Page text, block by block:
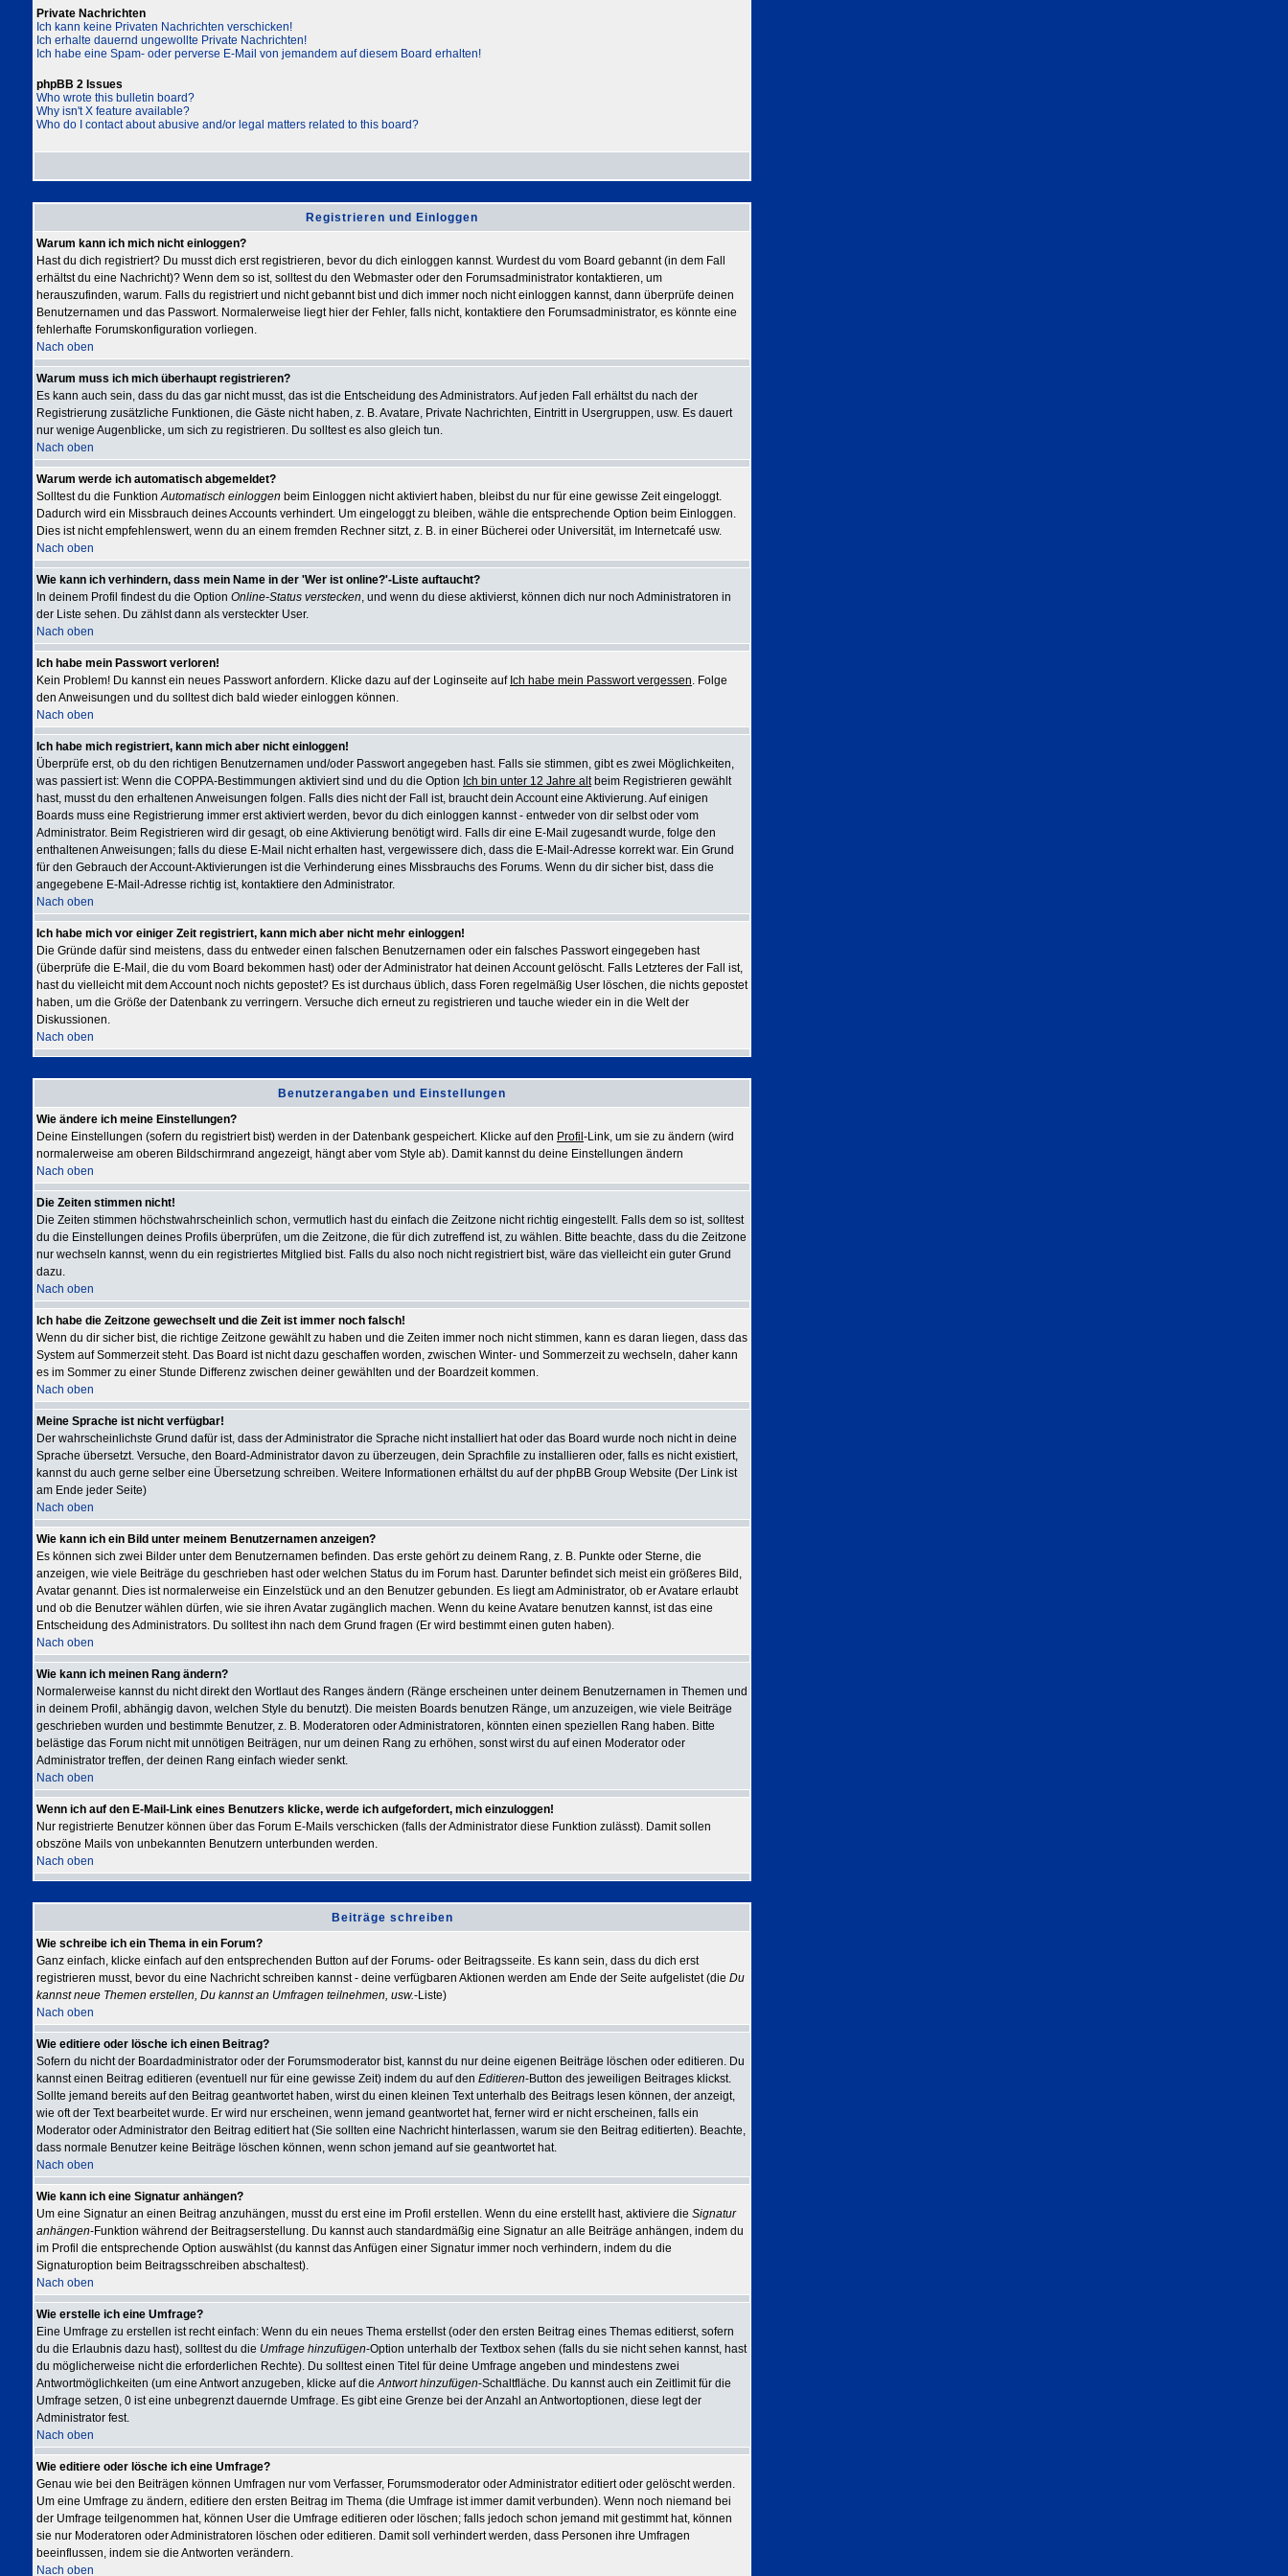
Private Nachrichten
Ich kann keine Privaten Nachrichten verschicken!
Ich erhalte dauernd ungewollte Private Nachrichten!
Ich habe eine Spam- oder perverse E-Mail von jemandem auf diesem Board erhalten!
phpBB 2 Issues
Who wrote this bulletin board?
Why isn't X feature available?
Who do I contact about abusive and/or legal matters related to this board?
Registrieren und Einloggen
Warum kann ich mich nicht einloggen?
Hast du dich registriert? Du musst dich erst registrieren, bevor du dich einloggen kannst. Wurdest du vom Board gebannt (in dem Fall
erhältst du eine Nachricht)? Wenn dem so ist, solltest du den Webmaster oder den Forumsadministrator kontaktieren, um
herauszufinden, warum. Falls du registriert und nicht gebannt bist und dich immer noch nicht einloggen kannst, dann überprüfe deinen
Benutzernamen und das Passwort. Normalerweise liegt hier der Fehler, falls nicht, kontaktiere den Forumsadministrator, es könnte eine
fehlerhafte Forumskonfiguration vorliegen.
Nach oben
Warum muss ich mich überhaupt registrieren?
Es kann auch sein, dass du das gar nicht musst, das ist die Entscheidung des Administrators. Auf jeden Fall erhältst du nach der
Registrierung zusätzliche Funktionen, die Gäste nicht haben, z. B. Avatare, Private Nachrichten, Eintritt in Usergruppen, usw. Es dauert
nur wenige Augenblicke, um sich zu registrieren. Du solltest es also gleich tun.
Nach oben
Warum werde ich automatisch abgemeldet?
Solltest du die FunktionAutomatisch einloggen beim Einloggen nicht aktiviert haben, bleibst du nur für eine gewisse Zeit eingeloggt.
Dadurch wird ein Missbrauch deines Accounts verhindert. Um eingeloggt zu bleiben, wähle die entsprechende Option beim Einloggen.
Dies ist nicht empfehlenswert, wenn du an einem fremden Rechner sitzt, z. B. in einer Bücherei oder Universität, im Internetcafé usw.
Nach oben
Wie kann ich verhindern, dass mein Name in der 'Wer ist online?'-Liste auftaucht?
In deinem Profil findest du die Option Online-Status verstecken, und wenn du diese aktivierst, können dich nur noch Administratoren in
der Liste sehen. Du zählst dann als versteckter User.
Nach oben
Ich habe mein Passwort verloren!
Kein Problem! Du kannst ein neues Passwort anfordern. Klicke dazu auf der Loginseite auf Ich habe mein Passwort vergessen. Folge
den Anweisungen und du solltest dich bald wieder einloggen können.
Nach oben
Ich habe mich registriert, kann mich aber nicht einloggen!
Überprüfe erst, ob du den richtigen Benutzernamen und/oder Passwort angegeben hast. Falls sie stimmen, gibt es zwei Möglichkeiten,
was passiert ist: Wenn die COPPA-Bestimmungen aktiviert sind und du die Option Ich bin unter 12 Jahre altbeim Registrieren gewählt
hast, musst du den erhaltenen Anweisungen folgen. Falls dies nicht der Fall ist, braucht dein Account eine Aktivierung. Auf einigen
Boards muss eine Registrierung immer erst aktiviert werden, bevor du dich einloggen kannst - entweder von dir selbst oder vom
Administrator. Beim Registrieren wird dir gesagt, ob eine Aktivierung benötigt wird. Falls dir eine E-Mail zugesandt wurde, folge den
enthaltenen Anweisungen; falls du diese E-Mail nicht erhalten hast, vergewissere dich, dass die E-Mail-Adresse korrekt war. Ein Grund
für den Gebrauch der Account-Aktivierungen ist die Verhinderung eines Missbrauchs des Forums. Wenn du dir sicher bist, dass die
angegebene E-Mail-Adresse richtig ist, kontaktiere den Administrator.
Nach oben
Ich habe mich vor einiger Zeit registriert, kann mich aber nicht mehr einloggen!
Die Gründe dafür sind meistens, dass du entweder einen falschen Benutzernamen oder ein falsches Passwort eingegeben hast
(überprüfe die E-Mail, die du vom Board bekommen hast) oder der Administrator hat deinen Account gelöscht. Falls Letzteres der Fall ist,
hast du vielleicht mit dem Account noch nichts gepostet? Es ist durchaus üblich, dass Foren regelmäßig User löschen, die nichts gepostet
haben, um die Größe der Datenbank zu verringern. Versuche dich erneut zu registrieren und tauche wieder ein in die Welt der
Diskussionen.
Nach oben
Benutzerangaben und Einstellungen
Wie ändere ich meine Einstellungen?
Deine Einstellungen (sofern du registriert bist) werden in der Datenbank gespeichert. Klicke auf den Profil -Link, um sie zu ändern (wird
normalerweise am oberen Bildschirmrand angezeigt, hängt aber vom Style ab). Damit kannst du deine Einstellungen ändern
Nach oben
Die Zeiten stimmen nicht!
Die Zeiten stimmen höchstwahrscheinlich schon, vermutlich hast du einfach die Zeitzone nicht richtig eingestellt. Falls dem so ist, solltest
du die Einstellungen deines Profils überprüfen, um die Zeitzone, die für dich zutreffend ist, zu wählen. Bitte beachte, dass du die Zeitzone
nur wechseln kannst, wenn du ein registriertes Mitglied bist. Falls du also noch nicht registriert bist, wäre das vielleicht ein guter Grund
dazu.
Nach oben
Ich habe die Zeitzone gewechselt und die Zeit ist immer noch falsch!
Wenn du dir sicher bist, die richtige Zeitzone gewählt zu haben und die Zeiten immer noch nicht stimmen, kann es daran liegen, dass das
System auf Sommerzeit steht. Das Board ist nicht dazu geschaffen worden, zwischen Winter- und Sommerzeit zu wechseln, daher kann
es im Sommer zu einer Stunde Differenz zwischen deiner gewählten und der Boardzeit kommen.
Nach oben
Meine Sprache ist nicht verfügbar!
Der wahrscheinlichste Grund dafür ist, dass der Administrator die Sprache nicht installiert hat oder das Board wurde noch nicht in deine
Sprache übersetzt. Versuche, den Board-Administrator davon zu überzeugen, dein Sprachfile zu installieren oder, falls es nicht existiert,
kannst du auch gerne selber eine Übersetzung schreiben. Weitere Informationen erhältst du auf der phpBB Group Website (Der Link ist
am Ende jeder Seite)
Nach oben
Wie kann ich ein Bild unter meinem Benutzernamen anzeigen?
Es können sich zwei Bilder unter dem Benutzernamen befinden. Das erste gehört zu deinem Rang, z. B. Punkte oder Sterne, die
anzeigen, wie viele Beiträge du geschrieben hast oder welchen Status du im Forum hast. Darunter befindet sich meist ein größeres Bild,
Avatar genannt. Dies ist normalerweise ein Einzelstück und an den Benutzer gebunden. Es liegt am Administrator, ob er Avatare erlaubt
und ob die Benutzer wählen dürfen, wie sie ihren Avatar zugänglich machen. Wenn du keine Avatare benutzen kannst, ist das eine
Entscheidung des Administrators. Du solltest ihn nach dem Grund fragen (Er wird bestimmt einen guten haben).
Nach oben
Wie kann ich meinen Rang ändern?
Normalerweise kannst du nicht direkt den Wortlaut des Ranges ändern (Ränge erscheinen unter deinem Benutzernamen in Themen und
in deinem Profil, abhängig davon, welchen Style du benutzt). Die meisten Boards benutzen Ränge, um anzuzeigen, wie viele Beiträge
geschrieben wurden und bestimmte Benutzer, z. B. Moderatoren oder Administratoren, könnten einen speziellen Rang haben. Bitte
belästige das Forum nicht mit unnötigen Beiträgen, nur um deinen Rang zu erhöhen, sonst wirst du auf einen Moderator oder
Administrator treffen, der deinen Rang einfach wieder senkt.
Nach oben
Wenn ich auf den E-Mail-Link eines Benutzers klicke, werde ich aufgefordert, mich einzuloggen!
Nur registrierte Benutzer können über das Forum E-Mails verschicken (falls der Administrator diese Funktion zulässt). Damit sollen
obszöne Mails von unbekannten Benutzern unterbunden werden.
Nach oben
Beiträge schreiben
Wie schreibe ich ein Thema in ein Forum?
Ganz einfach, klicke einfach auf den entsprechenden Button auf der Forums- oder Beitragsseite. Es kann sein, dass du dich erst
registrieren musst, bevor du eine Nachricht schreiben kannst - deine verfügbaren Aktionen werden am Ende der Seite aufgelistet (die Du
kannst neue Themen erstellen, Du kannst an Umfragen teilnehmen, usw.-Liste)
Nach oben
Wie editiere oder lösche ich einen Beitrag?
Sofern du nicht der Boardadministrator oder der Forumsmoderator bist, kannst du nur deine eigenen Beiträge löschen oder editieren. Du
kannst einen Beitrag editieren (eventuell nur für eine gewisse Zeit) indem du auf den Editieren-Button des jeweiligen Beitrages klickst.
Sollte jemand bereits auf den Beitrag geantwortet haben, wirst du einen kleinen Text unterhalb des Beitrags lesen können, der anzeigt,
wie oft der Text bearbeitet wurde. Er wird nur erscheinen, wenn jemand geantwortet hat, ferner wird er nicht erscheinen, falls ein
Moderator oder Administrator den Beitrag editiert hat (Sie sollten eine Nachricht hinterlassen, warum sie den Beitrag editierten). Beachte,
dass normale Benutzer keine Beiträge löschen können, wenn schon jemand auf sie geantwortet hat.
Nach oben
Wie kann ich eine Signatur anhängen?
Um eine Signatur an einen Beitrag anzuhängen, musst du erst eine im Profil erstellen. Wenn du eine erstellt hast, aktiviere die Signatur
anhängen-Funktion während der Beitragserstellung. Du kannst auch standardmäßig eine Signatur an alle Beiträge anhängen, indem du
im Profil die entsprechende Option auswählst (du kannst das Anfügen einer Signatur immer noch verhindern, indem du die
Signaturoption beim Beitragsschreiben abschaltest).
Nach oben
Wie erstelle ich eine Umfrage?
Eine Umfrage zu erstellen ist recht einfach: Wenn du ein neues Thema erstellst (oder den ersten Beitrag eines Themas editierst, sofern
du die Erlaubnis dazu hast), solltest du die Umfrage hinzufügen-Option unterhalb der Textbox sehen (falls du sie nicht sehen kannst, hast
du möglicherweise nicht die erforderlichen Rechte). Du solltest einen Titel für deine Umfrage angeben und mindestens zwei
Antwortmöglichkeiten (um eine Antwort anzugeben, klicke auf dieAntwort hinzufügen-Schaltfläche. Du kannst auch ein Zeitlimit für die
Umfrage setzen, 0 ist eine unbegrenzt dauernde Umfrage. Es gibt eine Grenze bei der Anzahl an Antwortoptionen, diese legt der
Administrator fest.
Nach oben
Wie editiere oder lösche ich eine Umfrage?
Genau wie bei den Beiträgen können Umfragen nur vom Verfasser, Forumsmoderator oder Administrator editiert oder gelöscht werden.
Um eine Umfrage zu ändern, editiere den ersten Beitrag im Thema (die Umfrage ist immer damit verbunden). Wenn noch niemand bei
der Umfrage teilgenommen hat, können User die Umfrage editieren oder löschen; falls jedoch schon jemand mit gestimmt hat, können
sie nur Moderatoren oder Administratoren löschen oder editieren. Damit soll verhindert werden, dass Personen ihre Umfragen
beeinflussen, indem sie die Antworten verändern.
Nach oben